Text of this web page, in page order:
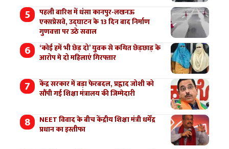
पहली बारिश में धंसा कानपुर-लखनऊ
एक्सप्रेसवे, उद्घाटन के 13 दिन बाद निर्माण
गुणवत्ता पर उठे सवाल
‘कोई हमें भी छेड़ दो’ युवक से कथित छेड़छाड़ के
आरोप मे दो महिलाएं गिरफ्तार
केंद्र सरकार में बड़ा फेरबदल, प्रह्लाद जोशी को
सौंपी गई शिक्षा मंत्रालय की जिम्मेदारी
NEET विवाद के बीच केंद्रीय शिक्षा मंत्री धर्मेंद्र
प्रधान का इस्तीफा